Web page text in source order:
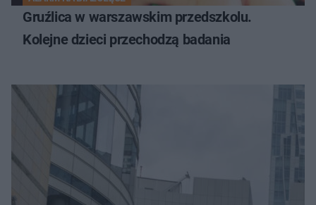
Gruźlica w warszawskim przedszkolu.
Kolejne dzieci przechodzą badania